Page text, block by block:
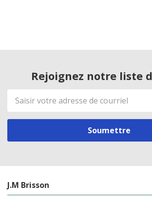
Rejoignez notre liste
Adresse
de
courriel
J.M Brisson